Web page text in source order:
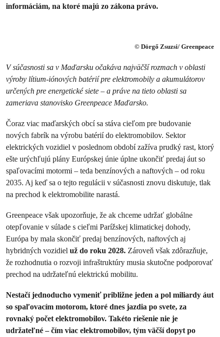
informáciám, na ktoré majú zo zákona právo.
© Dörgő Zsuzsi/ Greenpeace
V súčasnosti sa v Maďarsku očakáva najväčší rozmach v oblasti
výroby lítium-iónových batérií pre elektromobily a akumulátorov
určených pre energetické siete – a práve na tieto oblasti sa
zameriava stanovisko Greenpeace Maďarsko.
Čoraz viac maďarských obcí sa stáva cieľom pre budovanie
nových fabrík na výrobu batérií do elektromobilov. Sektor
elektrických vozidiel v poslednom období zažíva prudký rast, ktorý
ešte urýchľujú plány Európskej únie úplne ukončiť predaj áut so
spaľovacími motormi – teda benzínových a naftových – od roku
2035. Aj keď sa o tejto regulácii v súčasnosti znovu diskutuje, tlak
na prechod k elektromobilite narastá.
Greenpeace však upozorňuje, že ak chceme udržať globálne
otepľovanie v súlade s cieľmi Parížskej klimatickej dohody,
Európa by mala skončiť predaj benzínových, naftových aj
hybridných vozidiel už do roku 2028. Zároveň však zdôrazňuje,
že rozhodnutia o rozvoji infraštruktúry musia skutočne podporovať
prechod na udržateľnú elektrickú mobilitu.
Nestačí jednoducho vymeniť približne jeden a pol miliardy áut
so spaľovacím motorom, ktoré dnes jazdia po svete, za
rovnaký počet elektromobilov. Takéto riešenie nie je
udržateľné – čím viac elektromobilov, tým väčší dopyt po